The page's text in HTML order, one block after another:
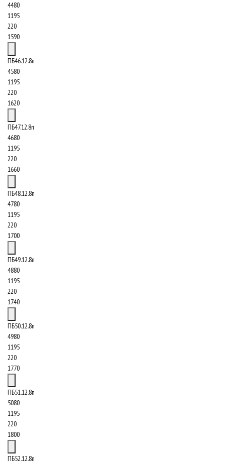
4480
1195
220
1590
ПБ46.12.8п
4580
1195
220
1620
ПБ47.12.8п
4680
1195
220
1660
ПБ48.12.8п
4780
1195
220
1700
ПБ49.12.8п
4880
1195
220
1740
ПБ50.12.8п
4980
1195
220
1770
ПБ51.12.8п
5080
1195
220
1800
ПБ52.12.8п